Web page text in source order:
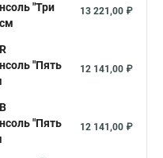
"Три
13 221,00 ₽
"Пять
12 141,00 ₽
"Пять
12 141,00 ₽